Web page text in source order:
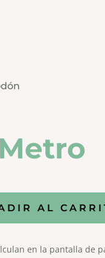
Metro
AL
en la pantalla de